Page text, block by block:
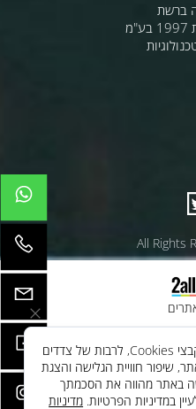
ברשת
לידיעתך, באתרנו נעשה שימוש בקבצי Cookies, לרבות של צדדים
שיפור חוויית הגלישה והצגת
באתר מהווה את הסכמתך
במדיניות הפרטיות. מדיניות